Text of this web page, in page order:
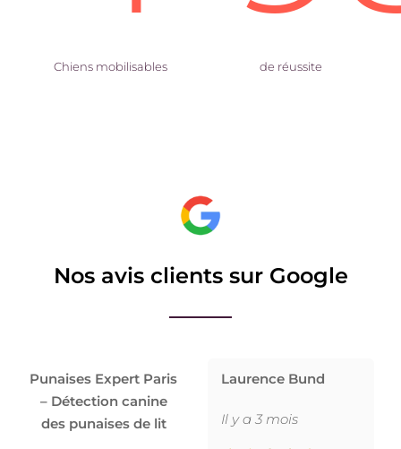
Chiens mobilisables de réussite
Nos avis clients sur Google
Punaises Expert Paris
– Détection canine
des punaises de lit
Laurence Bund
Il y a 3 mois